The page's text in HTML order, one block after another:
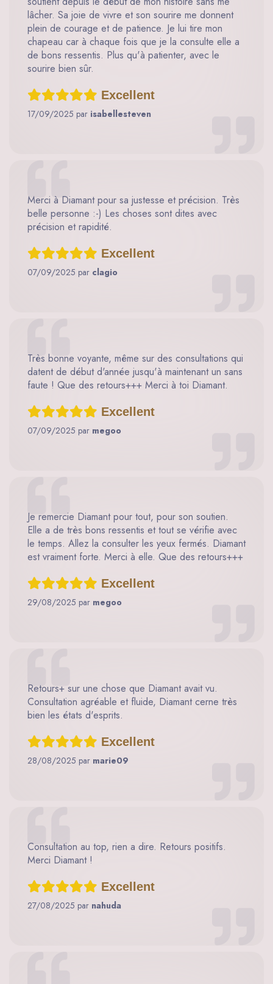
lâcher. Sa joie de vivre et son sourire me donnent
plein de courage et de patience. Je lui tire mon
chapeau car à chaque fois que je la consulte elle a
de bons ressentis. Plus qu'à patienter, avec le
sourire bien sûr.
Excellent
17/09/2025 par isabellesteven
Merci à Diamant pour sa justesse et précision. Très
belle personne :-) Les choses sont dites avec
précision et rapidité.
Excellent
07/09/2025 par clagio
Très bonne voyante, même sur des consultations qui
datent de début d'année jusqu'à maintenant un sans
faute ! Que des retours+++ Merci à toi Diamant.
Excellent
07/09/2025 par megoo
Je remercie Diamant pour tout, pour son soutien.
Elle a de très bons ressentis et tout se vérifie avec
le temps. Allez la consulter les yeux fermés. Diamant
est vraiment forte. Merci à elle. Que des retours+++
Excellent
29/08/2025 par megoo
Retours+ sur une chose que Diamant avait vu.
Consultation agréable et fluide, Diamant cerne très
bien les états d'esprits.
Excellent
28/08/2025 par marie09
Consultation au top, rien a dire. Retours positifs.
Merci Diamant !
Excellent
27/08/2025 par nahuda